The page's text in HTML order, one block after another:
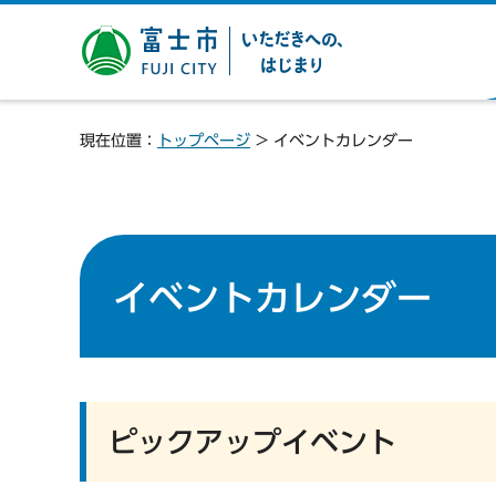
富士市 いただきへの、は
じまり
現在位置： トップページ > イベントカレンダー
イベントカレンダー
ピックアップイベント